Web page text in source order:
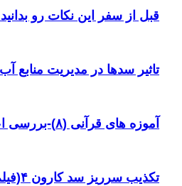
قبل از سفر این نکات رو
تاثیر سدها در مدیریت منابع
آموزه های قرآنی (۸)-بررسی اعجاز علمی قرآن کریم در آیه ۳۸ سوره یس
تکذیب سرریز سد کارون ۴(فیلم)